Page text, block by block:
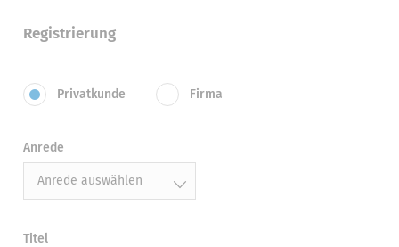
Registrierung
Privatkunde Firma
Anrede
Anrede auswählen
Titel